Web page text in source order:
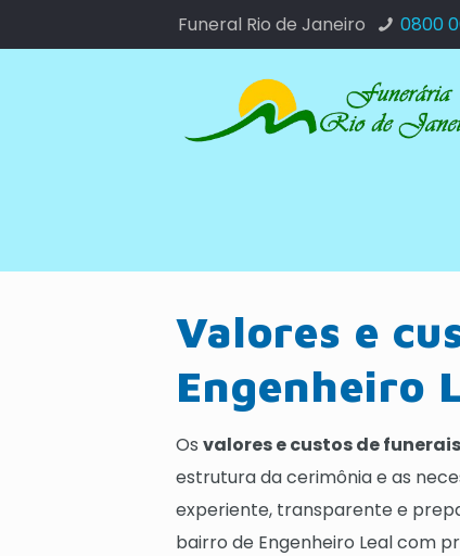
Funeral Rio de Janeiro 0800
Valores e
Engenheiro
Osvalores e custos de
estrutura da cerimônia e as
experiente, transparente e
bairro de Engenheiro Leal com